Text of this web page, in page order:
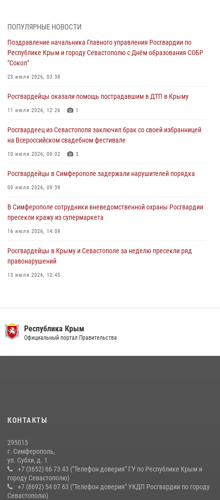
мужчину
Росгвардия в Крыму и Севастополе задержала ряд
правонарушителей
03 августа 2026, 14:08
В Симферополе росгвардейцы задержали гражданина,
подозреваемого в совершении серии краж
Росгвардейцы оперативно задержали нарушителя на охраняемом
объекте в Севастополе
ПОПУЛЯРНЫЕ НОВОСТИ
Поздравление начальника Главного управления Росгвардии по
Республике Крым и городу Севастополю с Днём образования СОБР
"Сокол"
23 июля 2026, 03:38
Росгвардейцы оказали помощь пострадавшим в ДТП в Крыму
11 июля 2026, 12:26 1
Росгвардеец из Севастополя заключил брак со своей избранницей
на Всероссийском свадебном фестивале
10 июля 2026, 09:02 3
Росгвардейцы в Симферополе задержали нарушителей порядка
09 июля 2026, 09:39
В Симферополе сотрудники вневедомственной охраны Росгвардии
пресекли кражу из супермаркета
16 июля 2026, 14:09
Росгвардейцы в Крыму и Севастополе за неделю пресекли ряд
правонарушений
13 июля 2026, 12:45
В Ялте росгвардейцы задержали подозреваемого в краже
10 июля 2026, 15:10
Республика Крым
Официальный портал Правительства
КОНТАКТЫ
295015
г. Симферополь,
ул. Субхи, д. 1
+7 (3652) 66 73 43 ("Телефон доверия" ГУ по Республике Крым и
городу Севастополю)
+7 (8692) 54 07 63 ("Телефон доверия" УКДП Росгвардии по городу
Севастополю)